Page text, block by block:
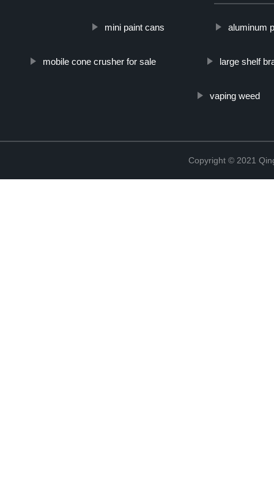
mini paint cans aluminum
mobile cone crusher for sale large shelf
vaping weed
Copyright © 2021